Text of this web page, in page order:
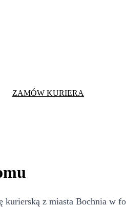
ZAMÓW KURIERA
z miasta Bochnia w